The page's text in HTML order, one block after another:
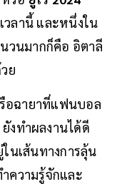
วลานี้ และหนึ่งใน
วนมากก็คือ อิตาลี
ย
อฉายาที่แฟนบอล
งทำผลงานได้ดี
นเส้นทางการลุ้น
ความรู้จักและ